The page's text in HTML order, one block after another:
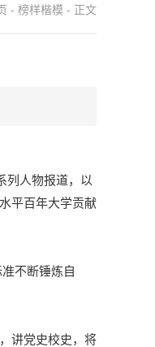
- 榜样楷模 - 正文
列人物报道，以
平百年大学贡献
不断锤炼自
讲党史校史，将